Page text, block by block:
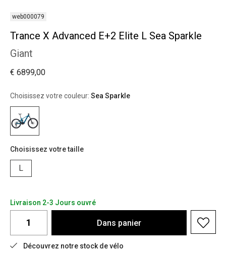
web000079
Trance X Advanced E+2 Elite L Sea Sparkle
Giant
€ 6899,00
Choisissez votre couleur: Sea Sparkle
Choisissez votre taille
L
Livraison 2-3 Jours ouvré
Dans panier
Découvrez notre stock de vélo